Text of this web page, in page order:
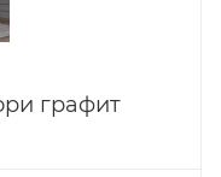
графит